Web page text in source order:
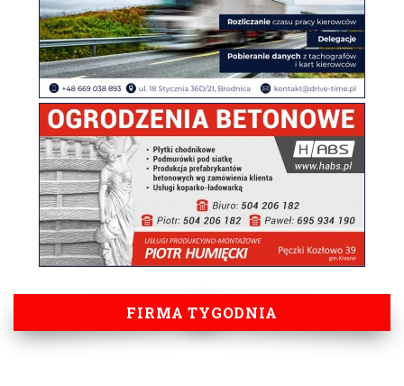
FIRMA TYGODNIA